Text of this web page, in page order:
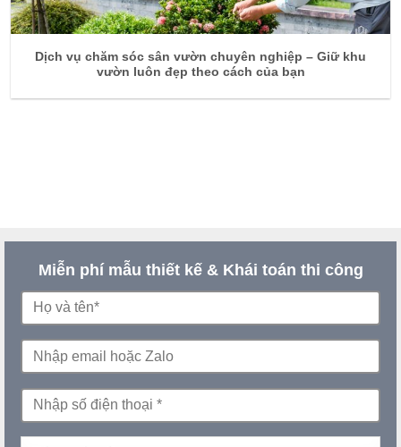
Dịch vụ chăm sóc sân vườn chuyên nghiệp – Giữ khu
vườn luôn đẹp theo cách của bạn
Miễn phí mẫu thiết kế & Khái toán thi công